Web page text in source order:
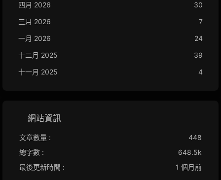
四月 2026
30
三月 2026
7
一月 2026
24
十二月 2025
39
十一月 2025
4
網站資訊
文章數量 :
448
總字數 :
648.5k
最後更新時間 :
1 個月前